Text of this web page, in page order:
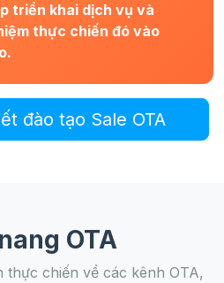
triển khai dịch vụ và
thực chiến đó vào
đào tạo Sale OTA
OTA
thực chiến về các kênh OTA,